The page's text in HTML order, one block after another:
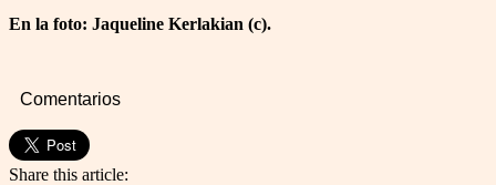
En la foto: Jaqueline Kerlakian (c).
Comentarios
Share this article: